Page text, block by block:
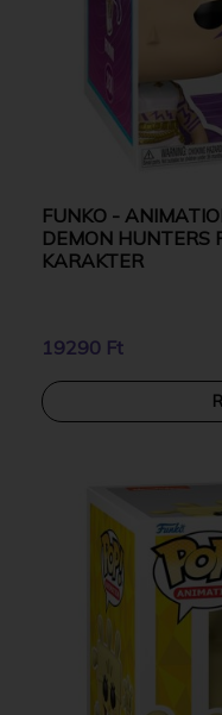
FUNKO -
DEMON HUNTERS
KARAKTER
19290 Ft